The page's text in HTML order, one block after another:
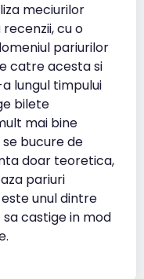
meciurilor
cu o
pariurilor
catre acesta si
lungul timpului
bilete
mai bine
bucure de
doar teoretica,
pariuri
unul dintre
castige in mod